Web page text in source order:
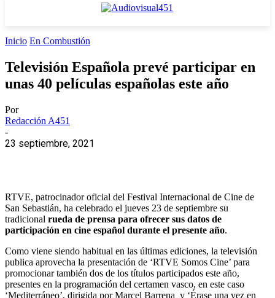
Inicio En Combustión
Televisión Española prevé participar en
unas 40 películas españolas este año
Por
Redacción A451
-
23 septiembre, 2021
RTVE, patrocinador oficial del Festival Internacional de Cine de
San Sebastián, ha celebrado el jueves 23 de septiembre su
tradicional rueda de prensa para ofrecer sus datos de
participación en cine español durante el presente año.
Como viene siendo habitual en las últimas ediciones, la televisión
publica aprovecha la presentación de ‘RTVE Somos Cine’ para
promocionar también dos de los títulos participados este año,
presentes en la programación del certamen vasco, en este caso
‘Mediterráneo’, dirigida por Marcel Barrena y ‘Érase una vez en